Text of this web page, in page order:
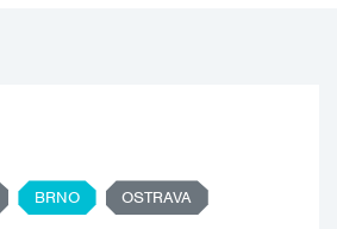
BRNO OSTRAVA